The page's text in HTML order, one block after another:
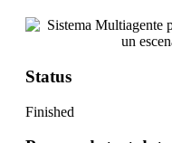
Status
Finished